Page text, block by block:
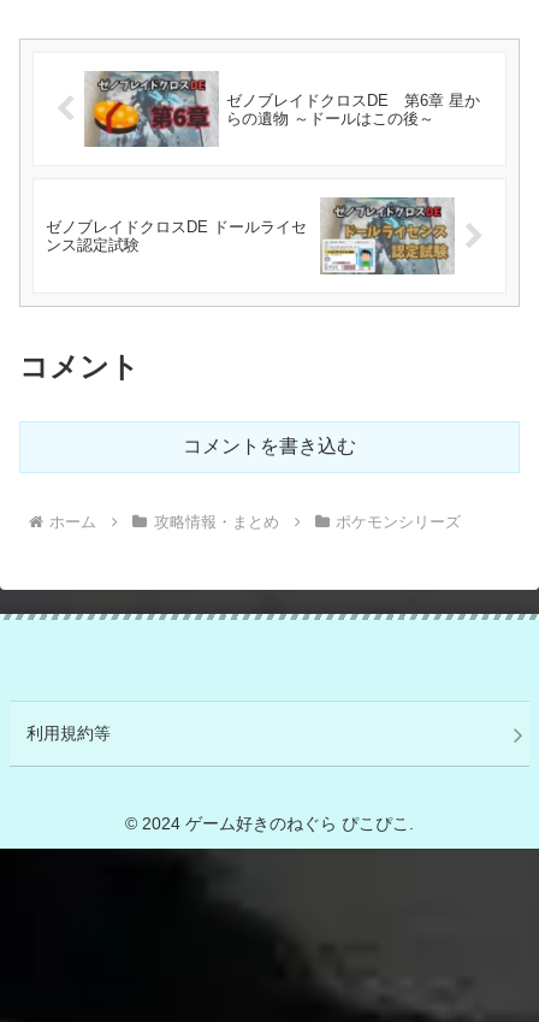
ゼノブレイドクロスDE 第6章 星か
らの遺物 ～ドールはこの後～
ゼノブレイドクロスDE ドールライセ
ンス認定試験
コメント
コメントを書き込む
ホーム 攻略情報・まとめ ポケモンシリーズ
利用規約等
© 2024 ゲーム好きのねぐら ぴこぴこ.